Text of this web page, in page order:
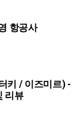
항공사
키 / 이즈미르) -
리뷰